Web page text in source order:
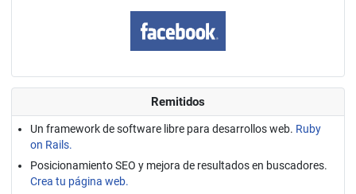
Remitidos
Un framework de software libre para desarrollos web. Ruby
on Rails.
Posicionamiento SEO y mejora de resultados en buscadores.
Crea tu página web.